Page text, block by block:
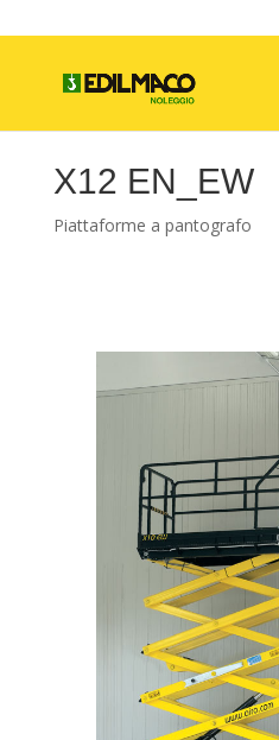
X12 EN_EW
Piattaforme a pantografo